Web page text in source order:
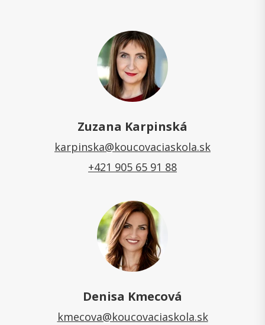
Zuzana Karpinská
karpinska@koucovaciaskola.sk
+421 905 65 91 88
Denisa Kmecová
kmecova@koucovaciaskola.sk